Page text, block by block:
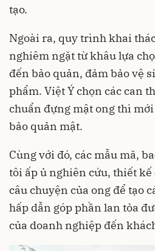
tạo.
Ngoài ra, quy trình khai
nghiêm ngặt từ khâu lựa
đến bảo quản, đảm bảo vệ
phẩm. Việt Ý chọn các can
chuẩn đựng mật ong thì
bảo quản mật.
Cùng với đó, các mẫu mã,
tôi ấp ủ nghiên cứu, thiết
câu chuyện của ong để tạo
hấp dẫn góp phần lan tỏa
của doanh nghiệp đến